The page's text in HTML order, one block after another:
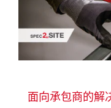
面向承包商的解